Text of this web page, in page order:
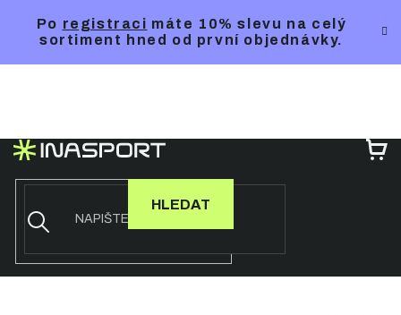
Po registraci máte 10% slevu na celý
sortiment hned od první objednávky.
HLEDAT